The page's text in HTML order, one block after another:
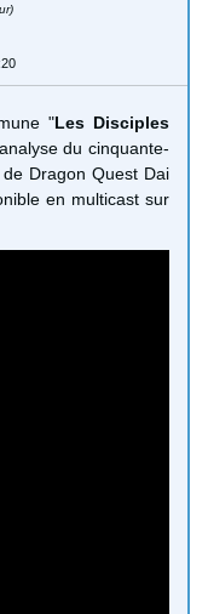
"Les Disciples
du cinquante-
Dragon Quest Dai
en multicast sur